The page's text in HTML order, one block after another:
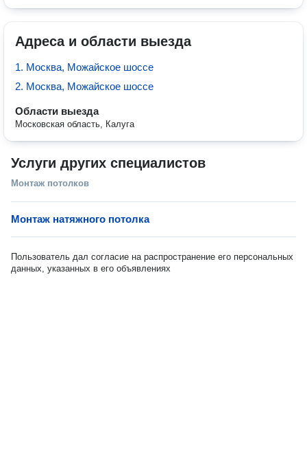
Адреса и области выезда
1. Москва, Можайское шоссе
2. Москва, Можайское шоссе
Области выезда
Московская область, Калуга
Услуги других специалистов
Монтаж потолков
Монтаж натяжного потолка
Пользователь дал согласие на распространение его персональных
данных, указанных в его объявлениях